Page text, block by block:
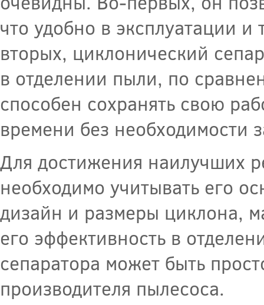
что удобно в эксплуатации
вторых, циклонический
в отделении пыли, по
способен сохранять свою
времени без необходимости
Для достижения наилучших
необходимо учитывать его
дизайн и размеры циклона,
его эффективность в
сепаратора может быть
производителя пылесоса.